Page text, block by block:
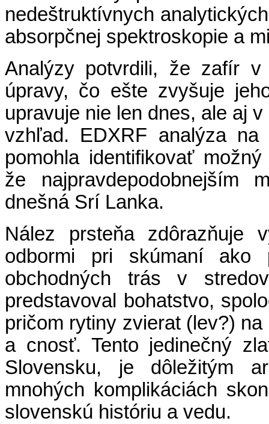
nedeštruktívnych
absorpčnej spektroskopie a
Analýzy potvrdili, že zafír
úpravy, čo ešte zvyšuje
upravuje nie len dnes, ale aj
vzhľad. EDXRF analýza
pomohla identifikovať
že najpravdepodobnejším
dnešná Srí Lanka.
Nález prsteňa zdôrazňuje
odbormi pri skúmaní ako
obchodných trás v
predstavoval bohatstvo,
pričom rytiny zvierat (lev?)
a cnosť. Tento jedinečný
Slovensku, je dôležitým
mnohých komplikáciách
slovenskú históriu a vedu.